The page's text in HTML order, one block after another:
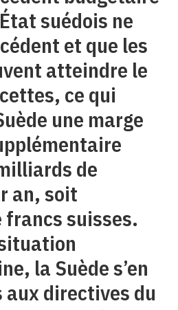
suédois ne
et que les
atteindre le
ce qui
une marge
de
an, soit
suisses.
la Suède s’en
directives du